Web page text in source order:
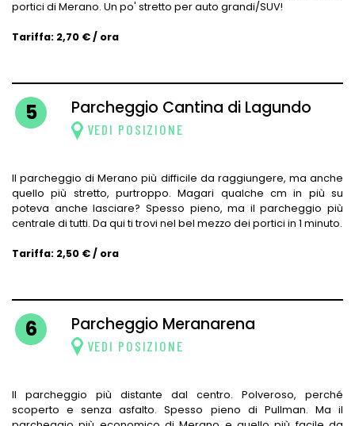
portici di Merano. Un po' stretto per auto grandi/SUV!
Tariffa: 2,70 € / ora
5 Parcheggio Cantina di Lagundo
VEDI POSIZIONE
Il parcheggio di Merano più difficile da raggiungere, ma anche
quello più stretto, purtroppo. Magari qualche cm in più su
poteva anche lasciare? Spesso pieno, ma il parcheggio più
centrale di tutti. Da qui ti trovi nel bel mezzo dei portici in 1 minuto.
Tariffa: 2,50 € / ora
6 Parcheggio Meranarena
VEDI POSIZIONE
Il parcheggio più distante dal centro. Polveroso, perché
scoperto e senza asfalto. Spesso pieno di Pullman. Ma il